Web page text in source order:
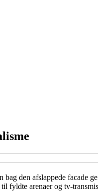
den afslappede facade
fyldte arenaer og tv-